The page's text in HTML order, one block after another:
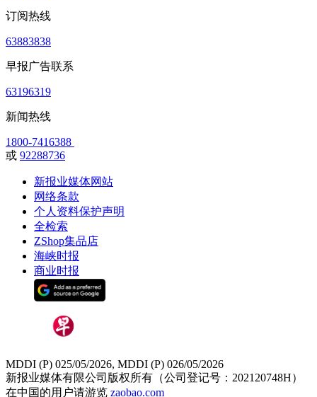
订阅热线
63883838
早报广告联系
63196319
新闻热线
1800-7416388
或 92288736
新报业媒体网站
网络条款
个人资料保护声明
全检索
ZShop集品店
海峡时报
商业时报
MDDI (P) 025/05/2026, MDDI (P) 026/05/2026
新报业媒体有限公司版权所有（公司登记号：202120748H）
在中国的用户请游览 zaobao.com